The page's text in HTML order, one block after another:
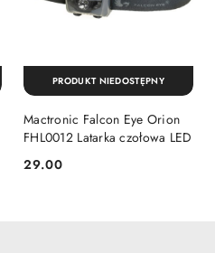
Mactronic Falcon Eye Orion
FHL0012 Latarka czołowa LED
Cena:
29.00
PRODUKT NIEDOSTĘPNY